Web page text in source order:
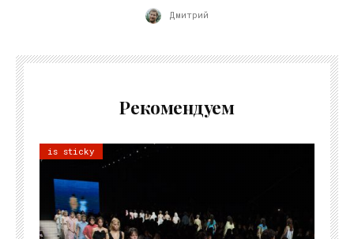
Дмитрий
Рекомендуем
is sticky